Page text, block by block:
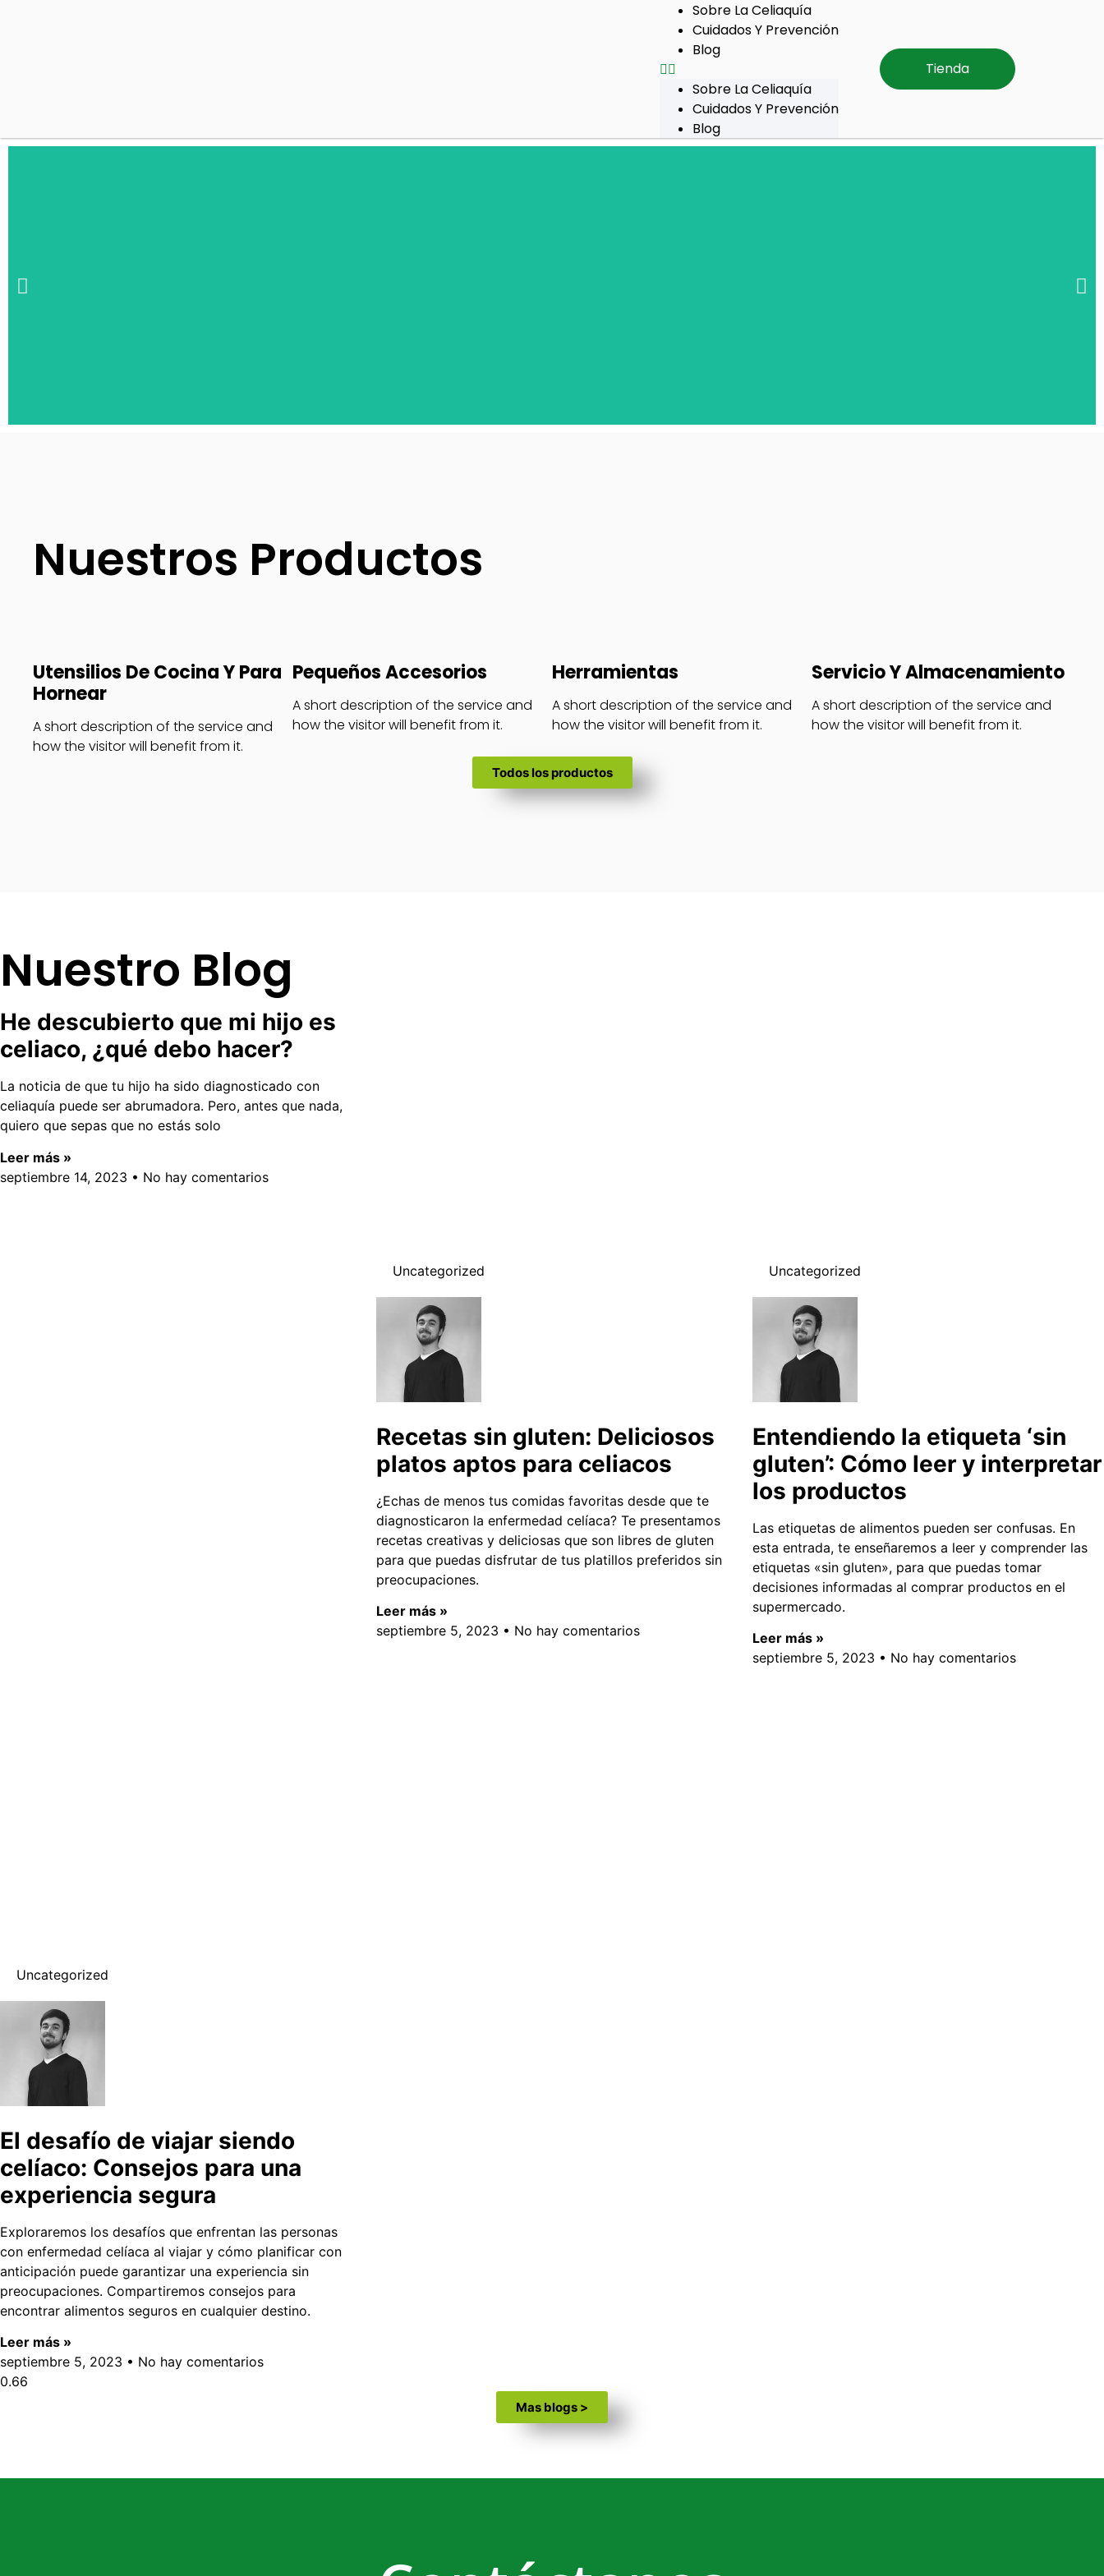
Sobre La Celiaquía
Cuidados Y Prevención
Blog
Sobre La Celiaquía
Cuidados Y Prevención
Blog
Tienda
Nuestros Productos
Utensilios De Cocina Y Para
Hornear
A short description of the service and
how the visitor will benefit from it.
Pequeños Accesorios
A short description of the service and
how the visitor will benefit from it.
Herramientas
A short description of the service and
how the visitor will benefit from it.
Servicio Y Almacenamiento
A short description of the service and
how the visitor will benefit from it.
Todos los productos
Nuestro Blog
He descubierto que mi hijo es
celiaco, ¿qué debo hacer?
La noticia de que tu hijo ha sido diagnosticado con
celiaquía puede ser abrumadora. Pero, antes que nada,
quiero que sepas que no estás solo
Leer más »
septiembre 14, 2023
No hay comentarios
Uncategorized
Recetas sin gluten: Deliciosos
platos aptos para celiacos
¿Echas de menos tus comidas favoritas desde que te
diagnosticaron la enfermedad celíaca? Te presentamos
recetas creativas y deliciosas que son libres de gluten
para que puedas disfrutar de tus platillos preferidos sin
preocupaciones.
Leer más »
septiembre 5, 2023
No hay comentarios
Uncategorized
Entendiendo la etiqueta ‘sin
gluten’: Cómo leer y interpretar
los productos
Las etiquetas de alimentos pueden ser confusas. En
esta entrada, te enseñaremos a leer y comprender las
etiquetas «sin gluten», para que puedas tomar
decisiones informadas al comprar productos en el
supermercado.
Leer más »
septiembre 5, 2023
No hay comentarios
Uncategorized
El desafío de viajar siendo
celíaco: Consejos para una
experiencia segura
Exploraremos los desafíos que enfrentan las personas
con enfermedad celíaca al viajar y cómo planificar con
anticipación puede garantizar una experiencia sin
preocupaciones. Compartiremos consejos para
encontrar alimentos seguros en cualquier destino.
Leer más »
septiembre 5, 2023
No hay comentarios
Mas blogs >